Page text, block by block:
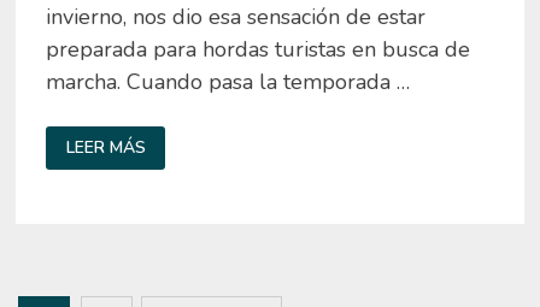
invierno, nos dio esa sensación de estar
preparada para hordas turistas en busca de
marcha. Cuando pasa la temporada …
QUÉ
VER
EN
LEER MÁS